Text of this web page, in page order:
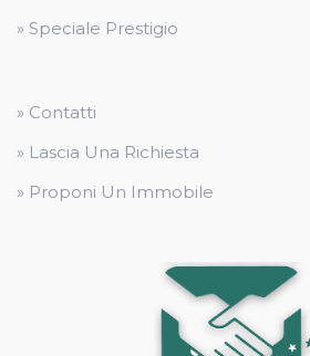
» Speciale Prestigio
» Contatti
» Lascia Una Richiesta
» Proponi Un Immobile